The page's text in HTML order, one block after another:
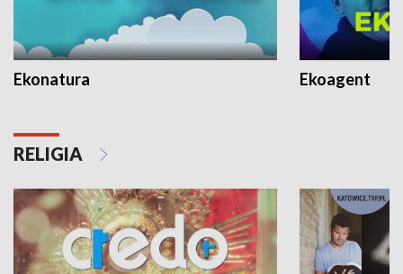
Ekonatura Ekoagent
RELIGIA